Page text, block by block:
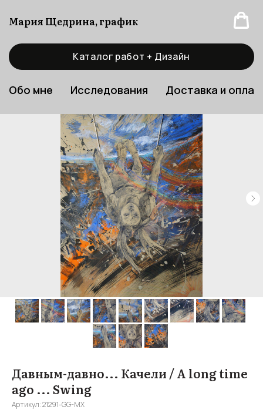
Мария Щедрина, график
Каталог работ + Дизайн
Обо мне Исследования Доставка и
Давным-давно... Качели / A long time
ago ... Swing
Артикул:21291-GG-MX